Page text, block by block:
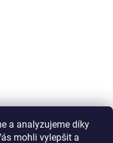
a analyzujeme díky
mohli vylepšit a